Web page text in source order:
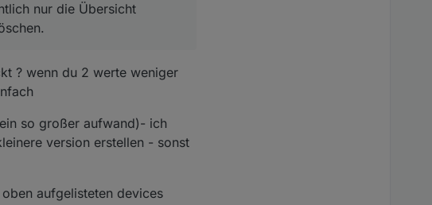
nur die Übersicht
? wenn du 2 werte weniger
so großer aufwand)- ich
version erstellen - sonst
aufgelisteten devices